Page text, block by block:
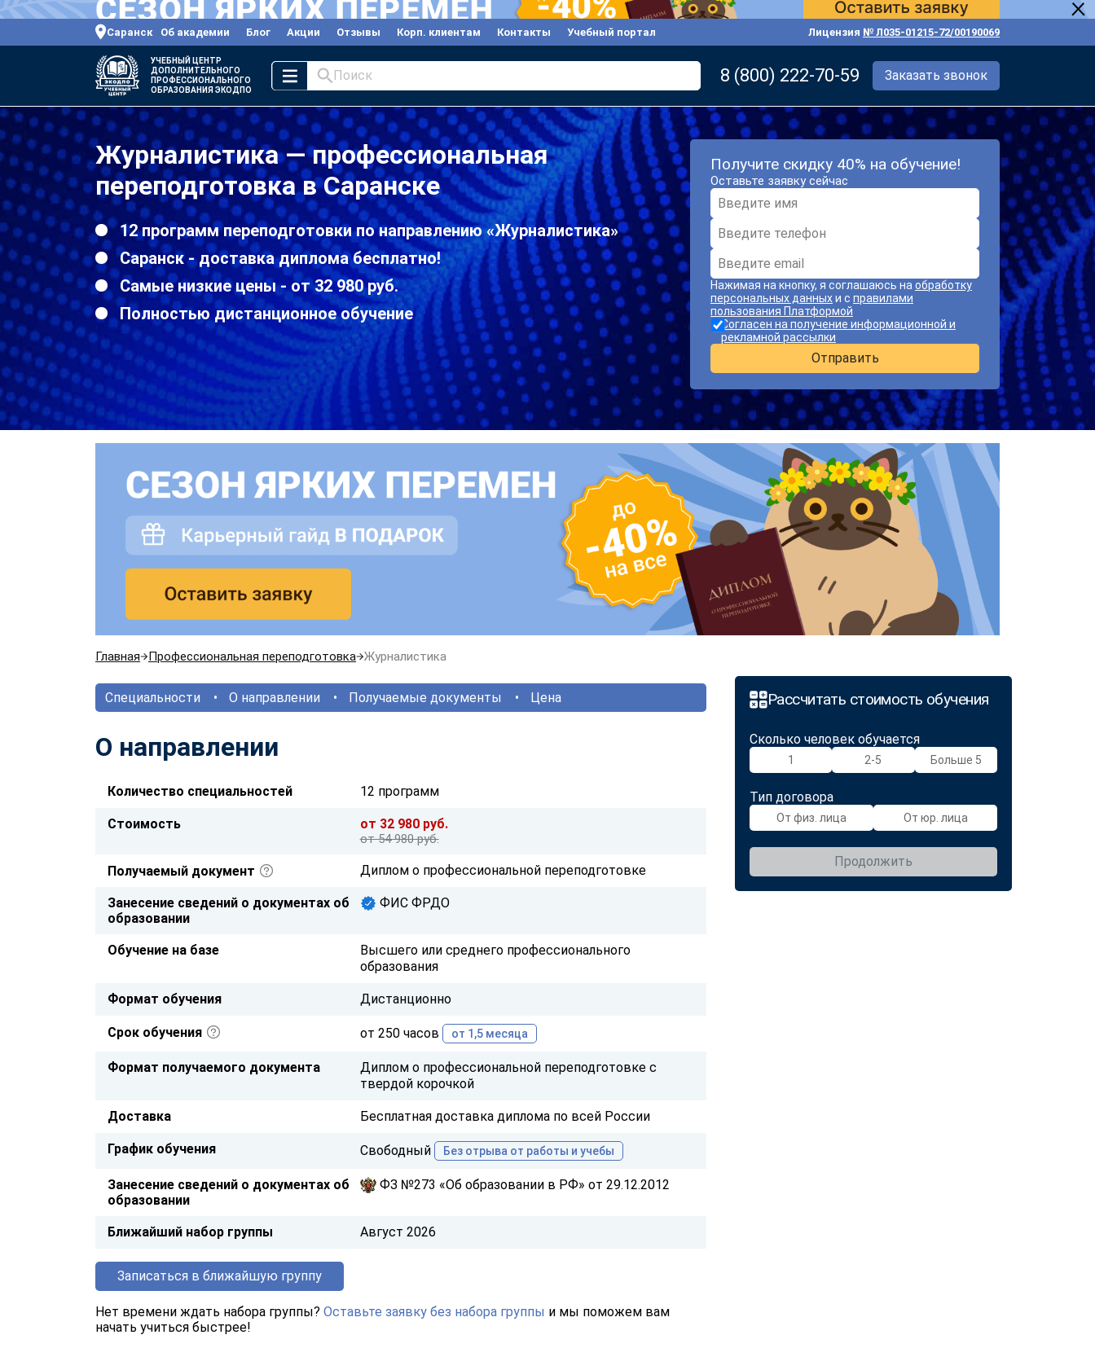
Саранск Об академии Блог Акции Отзывы Корп. клиентам Контакты Учебный портал Лицензия № Л035-01215-72/00190069
УЧЕБНЫЙ ЦЕНТР
ДОПОЛНИТЕЛЬНОГО
ПРОФЕССИОНАЛЬНОГО
ОБРАЗОВАНИЯ ЭКОДПО
Поиск 8 (800) 222-70-59 Заказать звонок
Журналистика — профессиональная
переподготовка в Саранске
12 программ переподготовки по направлению «Журналистика»
Саранск - доставка диплома бесплатно!
Самые низкие цены - от 32 980 руб.
Полностью дистанционное обучение
Получите скидку 40% на обучение!
Оставьте заявку сейчас
Нажимая на кнопку, я соглашаюсь на обработку
персональных данныхи с правилами
пользования Платформой
Согласен на получение информационной и
рекламной рассылки
Отправить
Главная Профессиональная переподготовка Журналистика
Рассчитать стоимость обучения
Сколько человек обучается
1 2-5 Больше 5
Тип договора
От физ. лица От юр. лица
Продолжить
Специальности О направлении Получаемые документы Цена
О направлении
Количество специальностей 12 программ
Стоимость от 32 980 руб.
от 54 980 руб.
Получаемый документ Диплом о профессиональной переподготовке
Занесение сведений о документах об
образовании
ФИС ФРДО
Обучение на базе
Высшего или среднего профессионального
образования
Формат обучения Дистанционно
Срок обучения от 250 часов от 1,5 месяца
Формат получаемого документа
Диплом о профессиональной переподготовке с
твердой корочкой
Доставка Бесплатная доставка диплома по всей России
График обучения Свободный Без отрыва от работы и учебы
Занесение сведений о документах об
образовании
ФЗ №273 «Об образовании в РФ» от 29.12.2012
Ближайший набор группы Август 2026
Записаться в ближайшую группу
Нет времени ждать набора группы? Оставьте заявку без набора группы и мы поможем вам
начать учиться быстрее!